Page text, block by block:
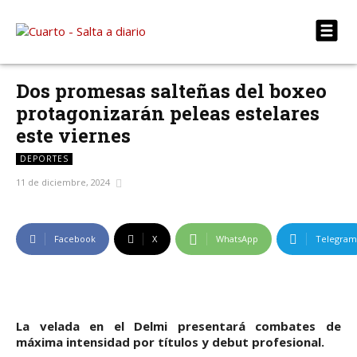
Dos promesas salteñas del boxeo
protagonizarán peleas estelares
este viernes
DEPORTES
11 de diciembre, 2024
Facebook X WhatsApp Telegram
La velada en el Delmi presentará combates de
máxima intensidad por títulos y debut profesional.